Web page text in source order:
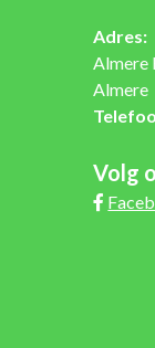
Adres:
Almere
Almere
Volg